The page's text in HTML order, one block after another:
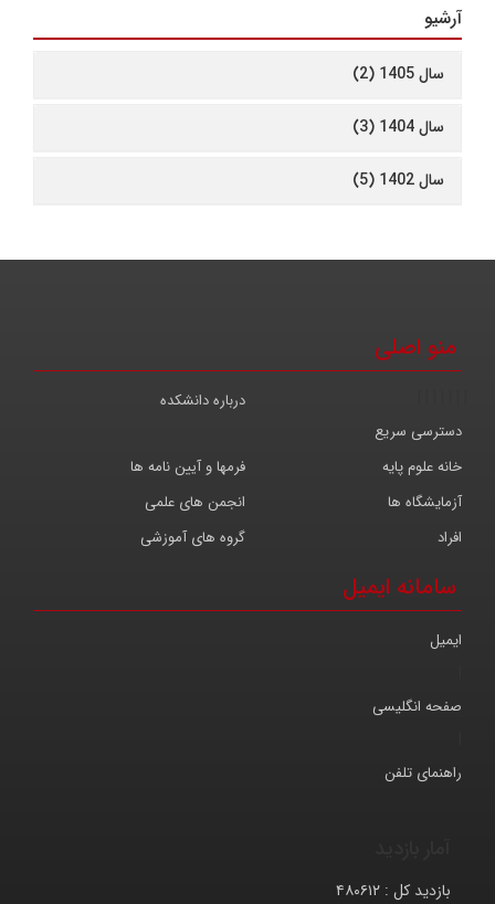
آرشیو
سال 1405 (2)
سال 1404 (3)
سال 1402 (5)
منو اصلی
درباره دانشکده
افراد گروه های آموزشی
آزمایشگاه ها انجمن های علمی
خانه علوم پایه فرمها و آیین نامه ها
دسترسی سریع
سامانه ایمیل
ایمیل
صفحه انگلیسی
راهنمای تلفن
بازدید کل : ۴۸۰۶۱۲